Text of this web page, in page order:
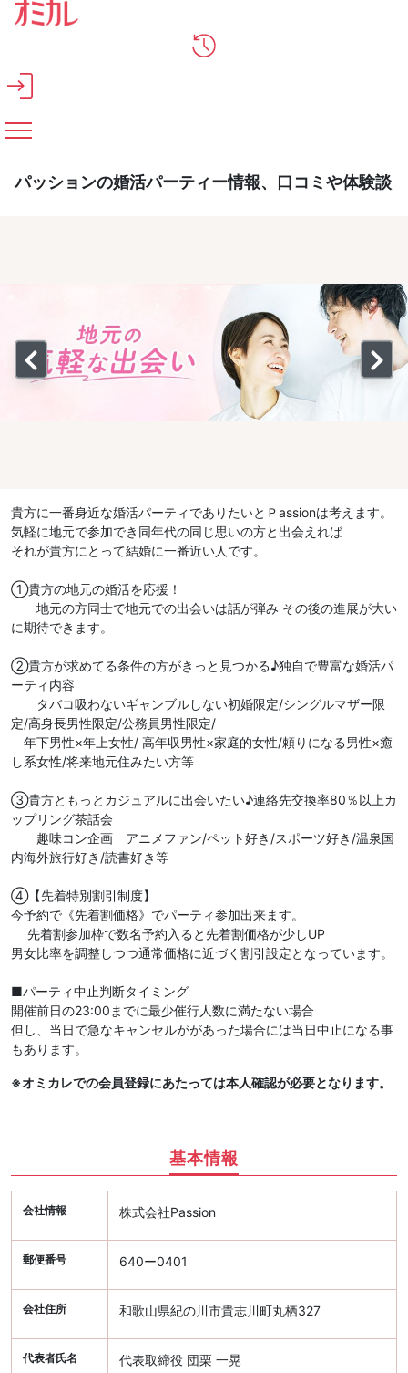
メインコンテンツへスキップ
パッションの婚活パーティー情報、口コミや体験談
貴方に一番身近な婚活パーティでありたいとＰassionは考えます。
気軽に地元で参加でき同年代の同じ思いの方と出会えれば
それが貴方にとって結婚に一番近い人です。
①貴方の地元の婚活を応援！
地元の方同士で地元での出会いは話が弾み その後の進展が大い
に期待できます。
②貴方が求めてる条件の方がきっと見つかる♪独自で豊富な婚活パ
ーティ内容
タバコ吸わないギャンブルしない初婚限定/シングルマザー限
定/高身長男性限定/公務員男性限定/
年下男性×年上女性/ 高年収男性×家庭的女性/頼りになる男性×癒
し系女性/将来地元住みたい方等
③貴方ともっとカジュアルに出会いたい♪連絡先交換率80％以上カ
ップリング茶話会
趣味コン企画 アニメファン/ペット好き/スポーツ好き/温泉国
内海外旅行好き/読書好き等
④【先着特別割引制度】
今予約で《先着割価格》でパーティ参加出来ます。
先着割参加枠で数名予約入ると先着割価格が少しUP
男女比率を調整しつつ通常価格に近づく割引設定となっています。
■パーティ中止判断タイミング
開催前日の23:00までに最少催行人数に満たない場合
但し、当日で急なキャンセルががあった場合には当日中止になる事
もあります。
※オミカレでの会員登録にあたっては本人確認が必要となります。
基本情報
会社情報 株式会社Passion
郵便番号 640ー0401
会社住所 和歌山県紀の川市貴志川町丸栖327
代表者氏名 代表取締役 団栗 一晃